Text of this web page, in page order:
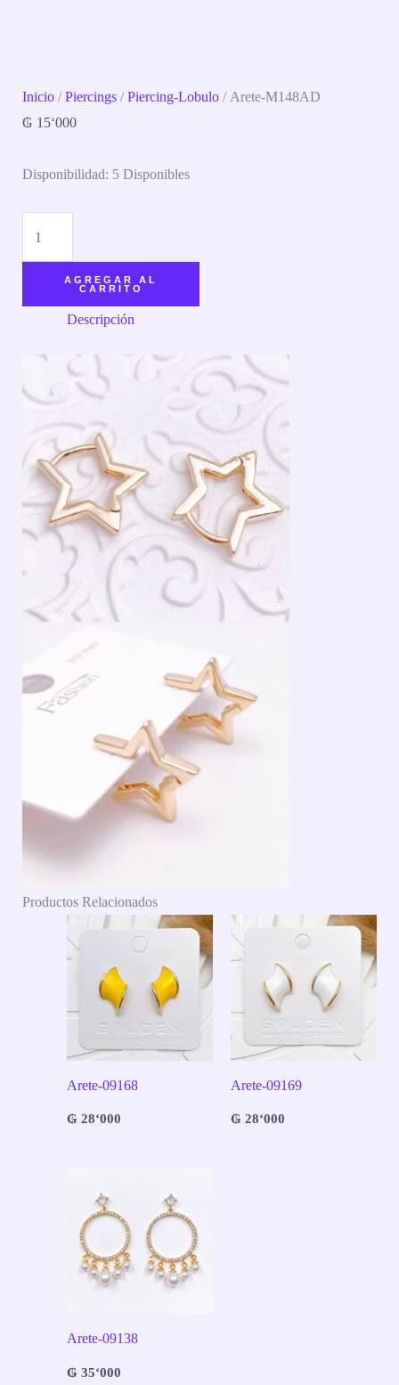
Inicio /Piercings /Piercing-Lobulo / Arete-M148AD
₲ 15‘000
Disponibilidad: 5 Disponibles
AGREGAR AL
CARRITO
Descripción
Productos Relacionados
Arete-09168
₲28‘000
Arete-09169
₲28‘000
Arete-09138
₲35‘000